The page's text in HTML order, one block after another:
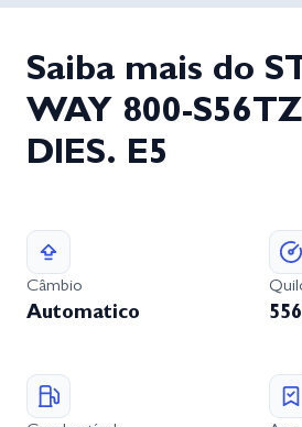
Saiba mais do
WAY 800-
DIES. E5
Câmbio
Automatico